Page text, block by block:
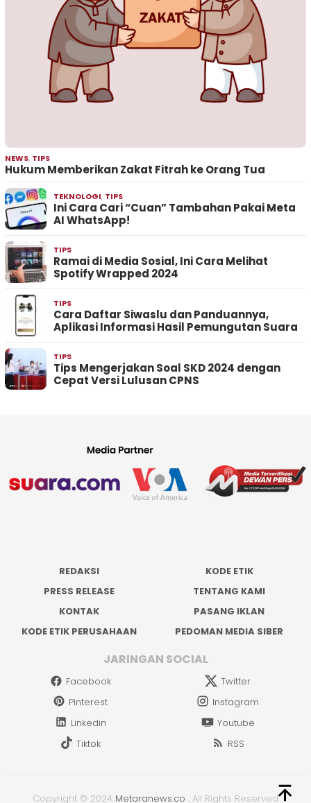
NEWS, TIPS
Hukum Memberikan Zakat Fitrah ke Orang Tua
TEKNOLOGI, TIPS
Ini Cara Cari “Cuan” Tambahan Pakai Meta
AI WhatsApp!
TIPS
Ramai di Media Sosial, Ini Cara Melihat
Spotify Wrapped 2024
TIPS
Cara Daftar Siwaslu dan Panduannya,
Aplikasi Informasi Hasil Pemungutan Suara
TIPS
Tips Mengerjakan Soal SKD 2024 dengan
Cepat Versi Lulusan CPNS
REDAKSI
KODE ETIK
PRESS RELEASE
TENTANG KAMI
KONTAK
PASANG IKLAN
KODE ETIK PERUSAHAAN
PEDOMAN MEDIA SIBER
JARINGAN SOCIAL
Facebook
Twitter
Pinterest
Instagram
Linkedin
Youtube
Tiktok
RSS
Copyright © 2024 Metaranews.co . All Rights Reserved